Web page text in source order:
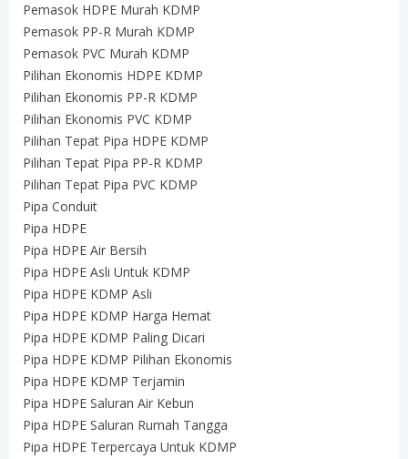
Pemasok HDPE Murah KDMP
Pemasok PP-R Murah KDMP
Pemasok PVC Murah KDMP
Pilihan Ekonomis HDPE KDMP
Pilihan Ekonomis PP-R KDMP
Pilihan Ekonomis PVC KDMP
Pilihan Tepat Pipa HDPE KDMP
Pilihan Tepat Pipa PP-R KDMP
Pilihan Tepat Pipa PVC KDMP
Pipa Conduit
Pipa HDPE
Pipa HDPE Air Bersih
Pipa HDPE Asli Untuk KDMP
Pipa HDPE KDMP Asli
Pipa HDPE KDMP Harga Hemat
Pipa HDPE KDMP Paling Dicari
Pipa HDPE KDMP Pilihan Ekonomis
Pipa HDPE KDMP Terjamin
Pipa HDPE Saluran Air Kebun
Pipa HDPE Saluran Rumah Tangga
Pipa HDPE Terpercaya Untuk KDMP